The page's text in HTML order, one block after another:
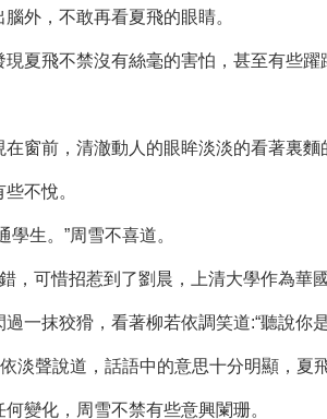
外，不敢再看夏飛的眼睛。
夏飛不禁沒有絲毫的害怕，甚至有些躍
窗前，清澈動人的眼眸淡淡的看著裏麵
不悅。
生。”周雪不喜道。
，可惜招惹到了劉晨，上清大學作為華
一抹狡猾，看著柳若依調笑道:“聽說你
淡聲說道，話語中的意思十分明顯，夏
變化，周雪不禁有些意興闌珊。